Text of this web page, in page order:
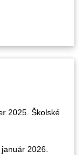
2025. Školské
2026.